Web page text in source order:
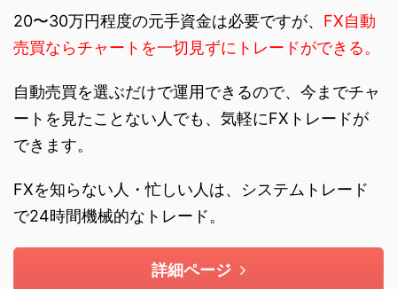
20〜30万円程度の元手資金は必要ですが、 FX自動
売買ならチャートを一切見ずにトレードができる。
自動売買を選ぶだけで運用できるので、今までチャ
ートを見たことない人でも、気軽にFXトレードが
できます。
FXを知らない人・忙しい人は、システムトレード
で24時間機械的なトレード。
詳細ページ